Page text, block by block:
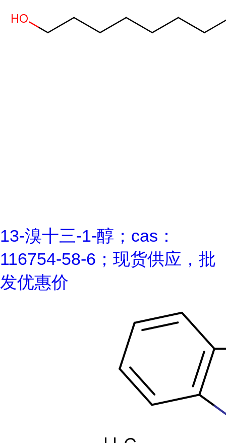
13-溴十三-1-醇；cas：
116754-58-6；现货供应，批
发优惠价